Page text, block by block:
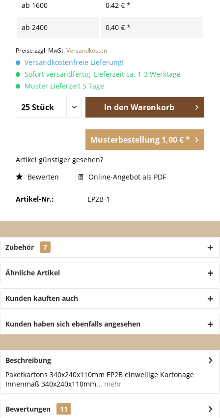
ab 1600 0,42 € *
ab 2400 0,40 € *
Preise zzgl. MwSt.Versandkosten
Versandkostenfreie Lieferung!
Sofort versandfertig, Lieferzeit ca. 1-3 Werktage
Muster Lieferzeit 5 Tage
In den Warenkorb
Musterbestellung 1,00 € *
Artikel günstiger gesehen?
Bewerten
Online-Angebot als PDF
Artikel-Nr.: EP2B-1
Zubehör 7
Ähnliche Artikel
Kunden kauften auch
Kunden haben sich ebenfalls angesehen
Beschreibung
Paketkartons 340x240x110mm EP2B einwellige Kartonage
Innenmaß 340x240x110mm... mehr
Bewertungen
11